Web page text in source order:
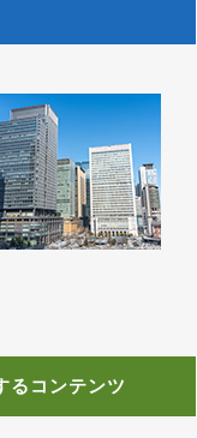
るコンテンツ